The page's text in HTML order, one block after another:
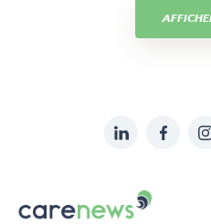
sur:
LinkedIn
Carenews,